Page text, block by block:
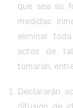
que sea su
medidas
eliminar
actos de
tomarán,
Declararán